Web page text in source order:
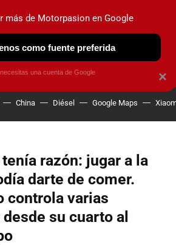
ELÉCTRICOS OBSERVATORIO
China Diésel Google Maps
razón: jugar a la
darte de comer.
controla varias
su cuarto al
×
más de Motorpasion en Google
como fuente preferida
una cuenta de Google